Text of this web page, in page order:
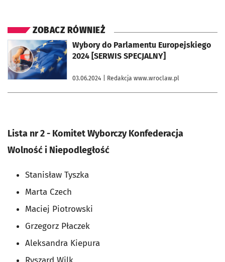
ZOBACZ RÓWNIEŻ
Wybory do Parlamentu Europejskiego
2024 [SERWIS SPECJALNY]
03.06.2024 | Redakcja www.wroclaw.pl
otworzy się w nowej karcie
Lista nr 2 - Komitet Wyborczy Konfederacja
Wolność i Niepodległość
Stanisław Tyszka
Marta Czech
Maciej Piotrowski
Grzegorz Płaczek
Aleksandra Kiepura